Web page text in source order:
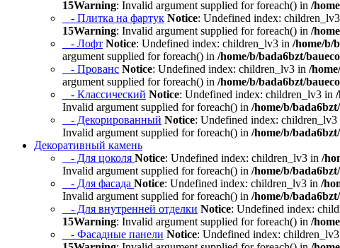
15Warning: Invalid argument supplied for foreach() in /
- Плитка на фартук Notice: Undefined index:
15Warning: Invalid argument supplied for foreach() in /
- Лофт Notice: Undefined index: children_lv3 in /home/b/
argument supplied for foreach() in /home/b/bada6bzt/
- Прованс Notice: Undefined index: children_lv3 in /
argument supplied for foreach() in /home/b/bada6bzt/
- Классический Notice: Undefined index: children_lv3 in
Invalid argument supplied for foreach() in /home/b/
- Декорированный Notice: Undefined index: children_lv3
Invalid argument supplied for foreach() in /home/b/
Декоративный камень
- Для цоколя Notice: Undefined index: children_lv3 in /
Invalid argument supplied for foreach() in /home/b/
- Для фасада Notice: Undefined index: children_lv3 in /
Invalid argument supplied for foreach() in /home/b/
- Для внутренней отделки Notice: Undefined index:
15Warning: Invalid argument supplied for foreach() in /
- Фасадные панели Notice: Undefined index: